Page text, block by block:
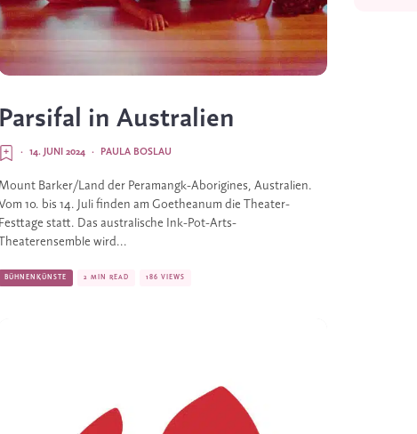
Parsifal in Australien
PAULA BOSLAU
·
14. JUNI 2024
·
Mount Barker/Land der Peramangk-Aborigines, Australien.
10. bis 14. Juli finden am Goetheanum die Theater-
Festtage statt. Das australische Ink-Pot-Arts-
wird...
BÜHNENKÜNSTE 2 MIN READ 186 VIEWS